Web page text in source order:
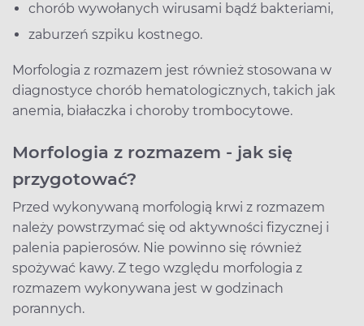
chorób wywołanych wirusami bądź bakteriami,
zaburzeń szpiku kostnego.
Morfologia z rozmazem jest również stosowana w
diagnostyce chorób hematologicznych, takich jak
anemia, białaczka i choroby trombocytowe.
Morfologia z rozmazem - jak się
przygotować?
Przed wykonywaną morfologią krwi z rozmazem
należy powstrzymać się od aktywności fizycznej i
palenia papierosów. Nie powinno się również
spożywać kawy. Z tego względu morfologia z
rozmazem wykonywana jest w godzinach
porannych.